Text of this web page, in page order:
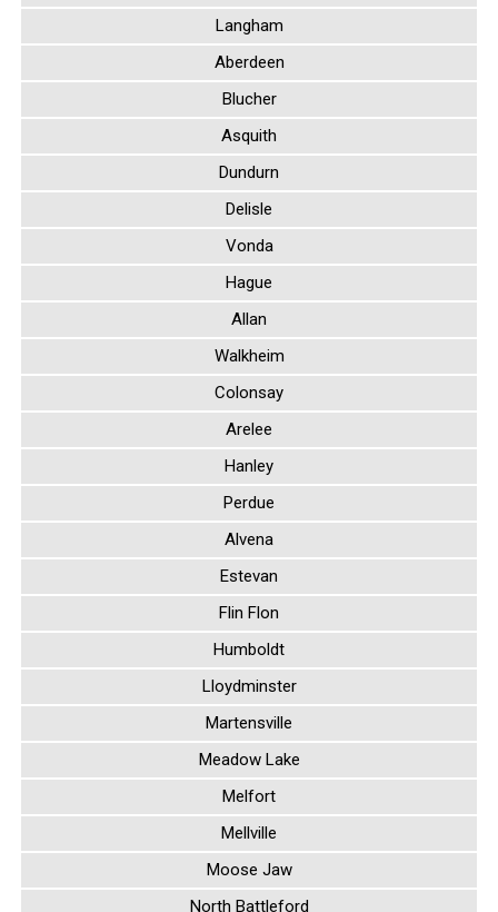
Grandora
Dalmeny
Vanscoy
Langham
Aberdeen
Blucher
Asquith
Dundurn
Delisle
Vonda
Hague
Allan
Walkheim
Colonsay
Arelee
Hanley
Perdue
Alvena
Estevan
Flin Flon
Humboldt
Lloydminster
Martensville
Meadow Lake
Melfort